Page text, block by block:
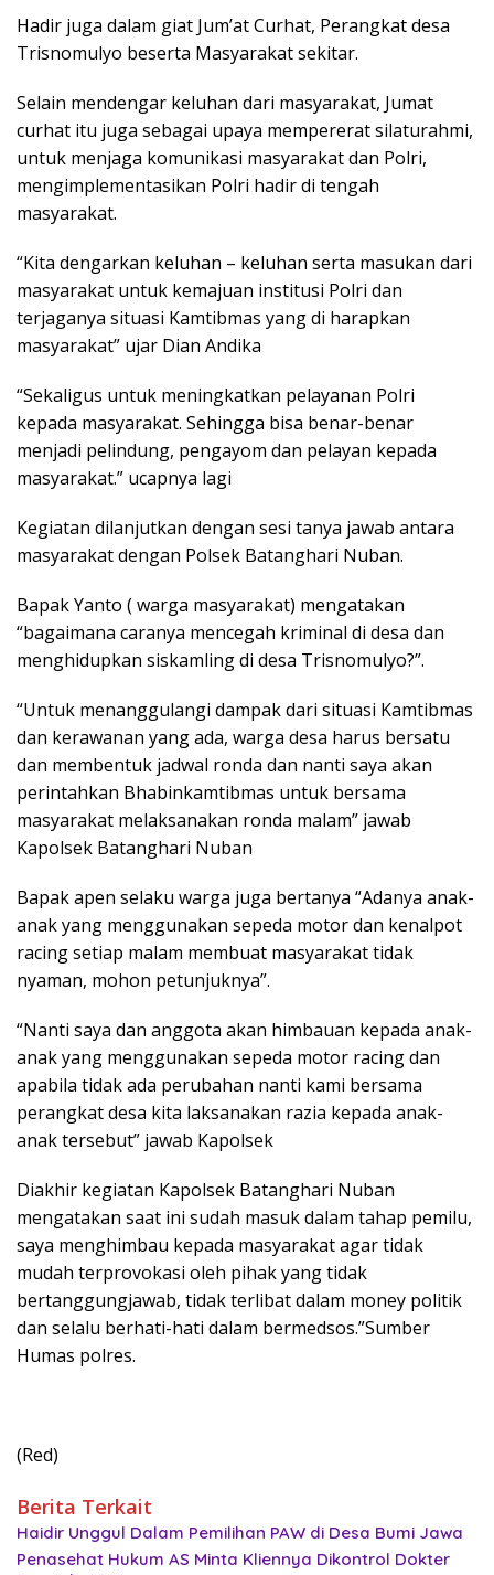
“Kita dengarkan keluhan – keluhan serta masukan dari
masyarakat untuk kemajuan institusi Polri dan
masyarakat” ujar Dian Andika
“Sekaligus untuk meningkatkan pelayanan Polri
kepada masyarakat. Sehingga bisa benar-benar
menjadi pelindung, pengayom dan pelayan kepada
Kegiatan dilanjutkan dengan sesi tanya jawab antara
masyarakat dengan Polsek Batanghari Nuban.
“bagaimana caranya mencegah kriminal di desa dan
menghidupkan siskamling di desa Trisnomulyo?”.
“Untuk menanggulangi dampak dari situasi Kamtibmas
dan membentuk jadwal ronda dan nanti saya akan
perintahkan Bhabinkamtibmas untuk bersama
Kapolsek Batanghari Nuban
Bapak apen selaku warga juga bertanya “Adanya anak-
racing setiap malam membuat masyarakat tidak
nyaman, mohon petunjuknya”.
“Nanti saya dan anggota akan himbauan kepada anak-
anak yang menggunakan sepeda motor racing dan
apabila tidak ada perubahan nanti kami bersama
anak tersebut” jawab Kapolsek
Diakhir kegiatan Kapolsek Batanghari Nuban
mengatakan saat ini sudah masuk dalam tahap pemilu,
mudah terprovokasi oleh pihak yang tidak
bertanggungjawab, tidak terlibat dalam money politik
dan selalu berhati-hati dalam bermedsos.”Sumber
Humas polres.
(Red)
Berita Terkait
Haidir Unggul Dalam Pemilihan PAW di Desa Bumi Jawa
Penasehat Hukum AS Minta Kliennya Dikontrol Dokter Spesialis
Kejiwaan
Sekjen PWRI Lampung: Permintaan Takedown Berita Bisa
Ditolak, Pers Dilindungi Undang-Undang
Tingkatkan Kesadaran Hukum dan Bentuk Karakter Generasi
Muda,”Binmas Polres Mesuji Adakan Sosialisasi di Ponpes
Daar Al fikri
Tambang Pasir Silika Menjamur di Pasir Sakti,”Diduga